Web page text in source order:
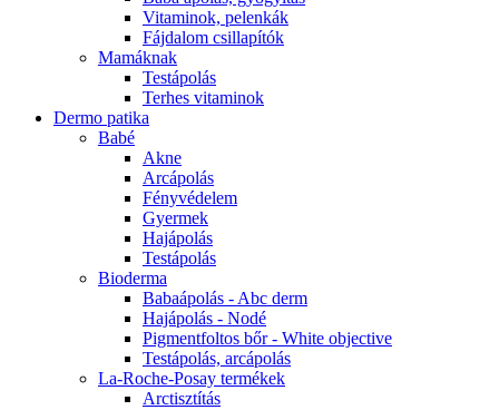
Vitaminok, pelenkák
Fájdalom csillapítók
Mamáknak
Testápolás
Terhes vitaminok
Dermo patika
Babé
Akne
Arcápolás
Fényvédelem
Gyermek
Hajápolás
Testápolás
Bioderma
Babaápolás - Abc derm
Hajápolás - Nodé
Pigmentfoltos bőr - White objective
Testápolás, arcápolás
La-Roche-Posay termékek
Arctisztítás